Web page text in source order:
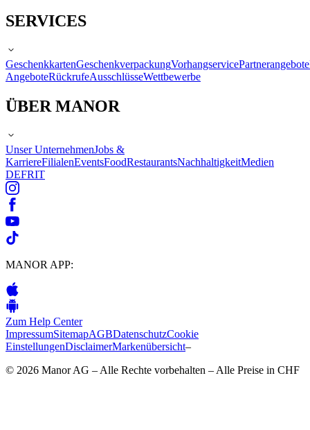
SERVICES
GeschenkkartenGeschenkverpackungVorhangservicePartnerangebote
AngeboteRückrufeAusschlüsseWettbewerbe
ÜBER MANOR
Unser UnternehmenJobs &
KarriereFilialenEventsFoodRestaurantsNachhaltigkeitMedien
DEFRIT
MANOR APP:
Zum Help Center
ImpressumSitemapAGBDatenschutzCookie
EinstellungenDisclaimerMarkenübersicht–
© 2026 Manor AG – Alle Rechte vorbehalten – Alle Preise in CHF